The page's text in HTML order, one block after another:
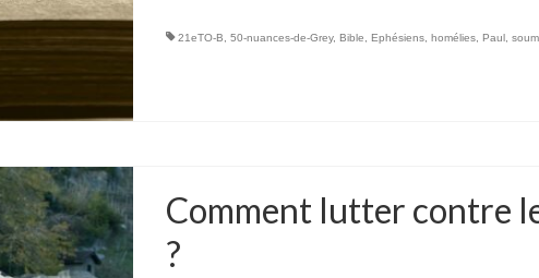
21eTO-B 50-nuances-de-Grey, Bible Ephésiens, homélies, Paul,
Comment lutter contre
?